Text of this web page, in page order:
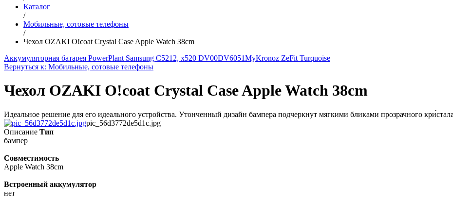
Каталог
/
Мобильные, сотовые телефоны
/
Чехол OZAKI O!coat Crystal Case Apple Watch 38cm
Аккумуляторная батарея PowerPlant Samsung C5212, x520 DV00DV6051MyKronoz ZeFit Turquoise
Вернуться к: Мобильные, сотовые телефоны
Чехол OZAKI O!coat Crystal Case Apple Watch 38cm
Идеальное решение для его идеального устройства. Утонченный дизайн бампера подчеркнут мягкими бликами прозрачного
pic_56d3772de5d1c.jpg
Описание Тип
бaмпер
Совместимость
Apple Watch 38cm
Встроенный аккумулятор
нет